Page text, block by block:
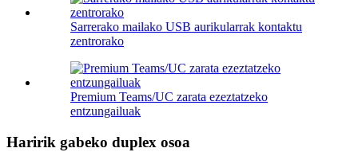
Sarrerako mailako USB aurikularrak kontaktu
zentrorako
Premium Teams/UC zarata ezeztatzeko
entzungailuak
Haririk gabeko duplex osoa